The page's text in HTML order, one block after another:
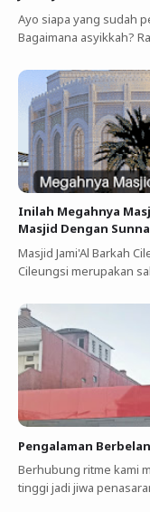
Ayo siapa yang sudah
Bagaimana asyikkah?
Inilah Megahnya
Masjid Dengan
Masjid Jami'Al Barkah
Cileungsi merupakan
Pengalaman
Berhubung ritme kami
tinggi jadi jiwa